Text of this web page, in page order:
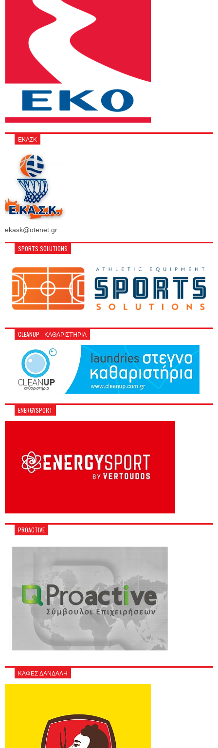
ΕΚΑΣΚ
ekask@otenet.gr
SPORTS SOLUTIONS
CLEANUP - ΚΑΘΑΡΙΣΤΉΡΙΑ
ENERGYSPORT
PROACTIVE
ΚΑΦΕΣ ΔΑΝΔΑΛΗ